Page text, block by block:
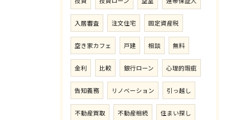
入居審査 注文住宅 固定資産税
空き家カフェ 戸建 相談 無料
金利 比較 銀行ローン 心理的瑕疵
告知義務 リノベーション 引っ越し
不動産買取 不動産相続 住まい探し